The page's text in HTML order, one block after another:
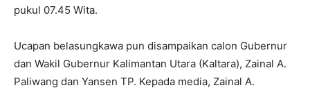
pukul 07.45 Wita.
Ucapan belasungkawa pun disampaikan calon Gubernur
dan Wakil Gubernur Kalimantan Utara (Kaltara), Zainal A.
Paliwang dan Yansen TP. Kepada media, Zainal A.